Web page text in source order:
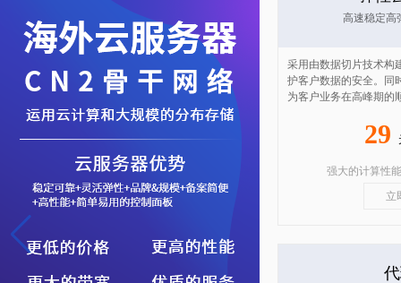
高速稳定高
采用由数据切片技术构
护客户数据的安全。同
为客户业务在高峰期的
29
强大的计算性
立